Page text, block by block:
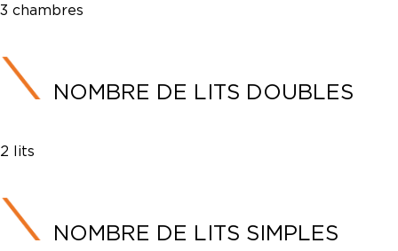
3 chambres
NOMBRE DE LITS DOUBLES
2 lits
NOMBRE DE LITS SIMPLES